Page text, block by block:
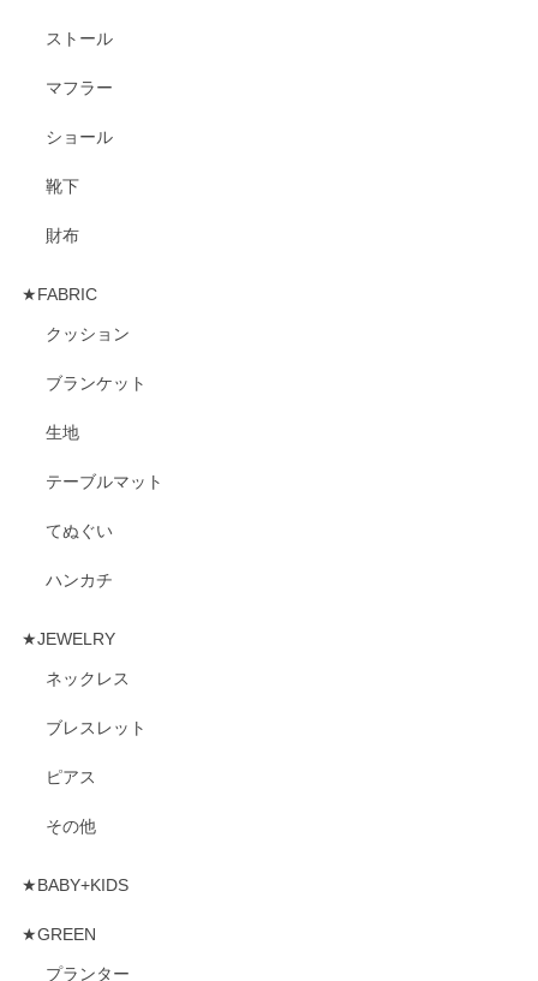
ストール
マフラー
ショール
靴下
財布
★FABRIC
クッション
ブランケット
生地
テーブルマット
てぬぐい
ハンカチ
★JEWELRY
ネックレス
ブレスレット
ピアス
その他
★BABY+KIDS
★GREEN
プランター